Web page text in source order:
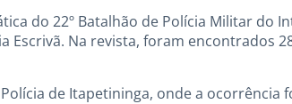
do 22º Batalhão de Polícia Militar do
Escrivã. Na revista, foram encontrados
de Itapetininga, onde a ocorrência